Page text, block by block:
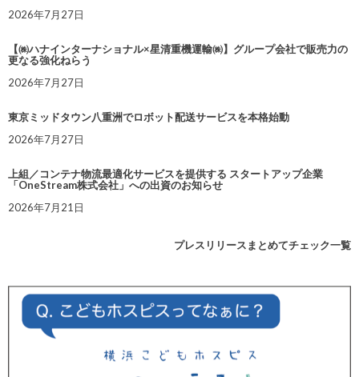
2026年7月27日
【㈱ハナインターナショナル×星清重機運輸㈱】グループ会社で販売力の
更なる強化ねらう
2026年7月27日
東京ミッドタウン八重洲でロボット配送サービスを本格始動
2026年7月27日
上組／コンテナ物流最適化サービスを提供する スタートアップ企業
「OneStream株式会社」への出資のお知らせ
2026年7月21日
プレスリリースまとめてチェック一覧